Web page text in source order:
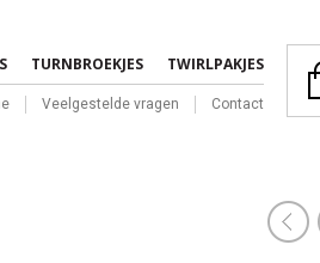
TURNBROEKJES TWIRLPAKJES
Veelgestelde vragen Contact